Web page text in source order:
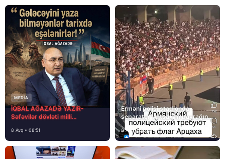
MEDİA
İQBAL AĞAZADƏ YAZIR-
Səfəvilər dövləti milli
8 Avq • 08:51
Erməni polisi stadionda
separatçı “Artsax”ın bayrağını
müsadirə etdi və…
8 Avq • 08:39